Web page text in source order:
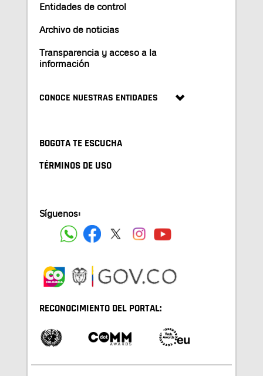
Entidades de control
Archivo de noticias
Transparencia y acceso a la
información
CONOCE NUESTRAS ENTIDADES
BOGOTA TE ESCUCHA
TÉRMINOS DE USO
Síguenos:
RECONOCIMIENTO DEL PORTAL: